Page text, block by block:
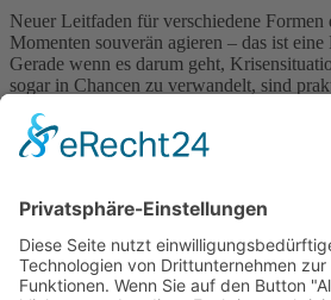
Neuer Leitfaden für verschiedene
Momenten souverän agieren – das ist
Gerade wenn es darum geht,
sogar in Chancen zu verwandelt, sind
Reputationsmanagement: Das
Stefan Häseli […]
Impressum
Datenschutz